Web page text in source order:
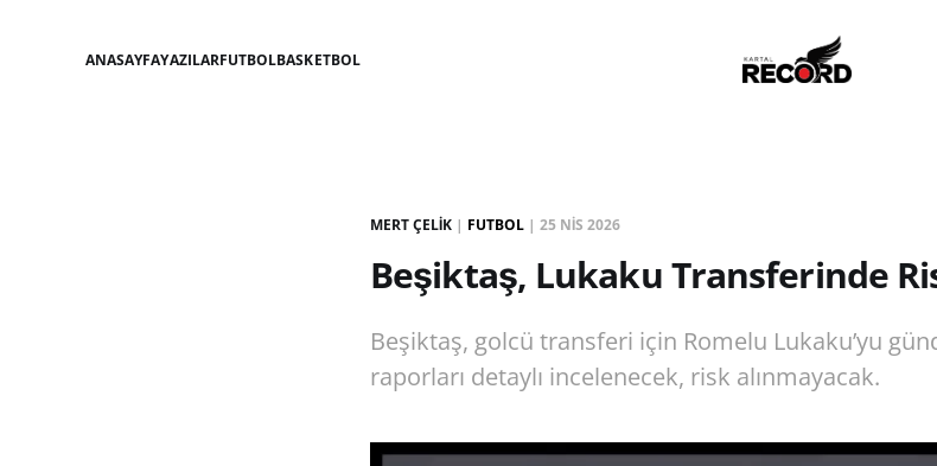
ANASAYFAYAZILARFUTBOLBASKETBOL
MERT ÇELIK | FUTBOL | 25 NIS 2026
Beşiktaş, Lukaku Transferinde
Beşiktaş, golcü transferi için Romelu Lukaku’yu
raporları detaylı incelenecek, risk alınmayacak.